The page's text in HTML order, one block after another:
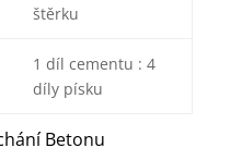
štěrku
1 díl cementu : 4
díly písku
Betonu